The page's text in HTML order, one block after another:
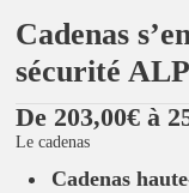
Cadenas
sécurité
De 203,00€ à
Le cadenas
Cadenas